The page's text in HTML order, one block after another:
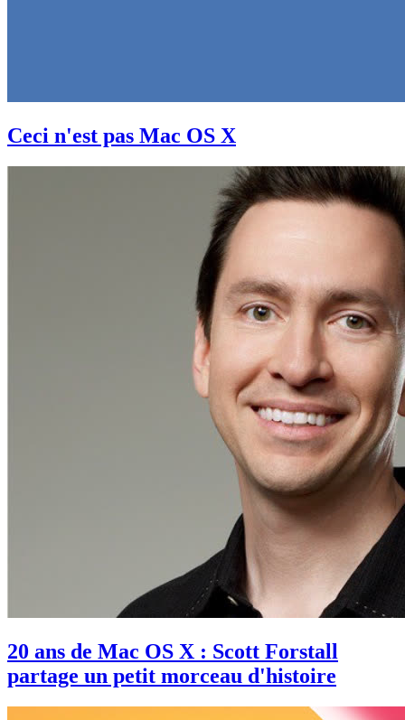
Ceci n'est pas Mac OS X
20 ans de Mac OS X : Scott Forstall
partage un petit morceau d'histoire